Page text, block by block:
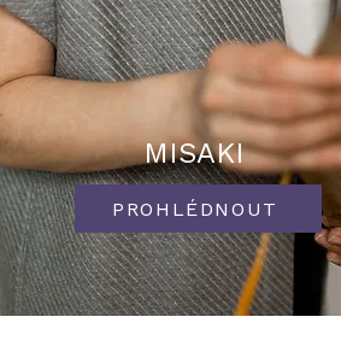
MISAKI
PROHLÉDNOUT